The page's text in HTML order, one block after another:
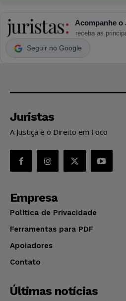
Acompanhe o
receba as
Seguir no Google
Juristas
A Justiça e o Direito em Foco
Empresa
Política de Privacidade
Ferramentas para PDF
Apoiadores
Contato
Últimas notícias